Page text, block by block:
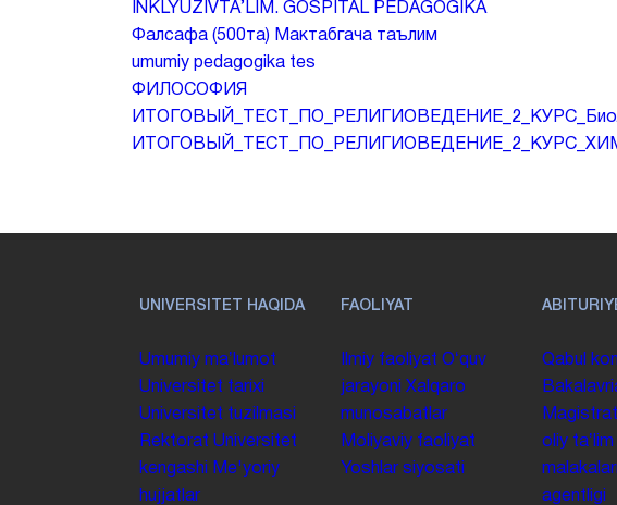
INKLYUZIVTA’LIM. GOSPITAL PEDAGOGIKA
Фалсафа (500та) Мактабгача таълим
umumiy pedagogika tes
ФИЛОСОФИЯ
UNIVERSITET HAQIDA
Umumiy maʼlumot
Universitet tarixi
Universitet tuzilmasi
Rektorat Universitet
kengashi
Me'yoriy
hujjatlar
FAOLIYAT
Ilmiy faoliyat Oʻquv
jarayoni Xalqaro
munosabatlar
Moliyaviy faoliyat
Yoshlar siyosati
Qabul
oliy taʼlim
agentligi